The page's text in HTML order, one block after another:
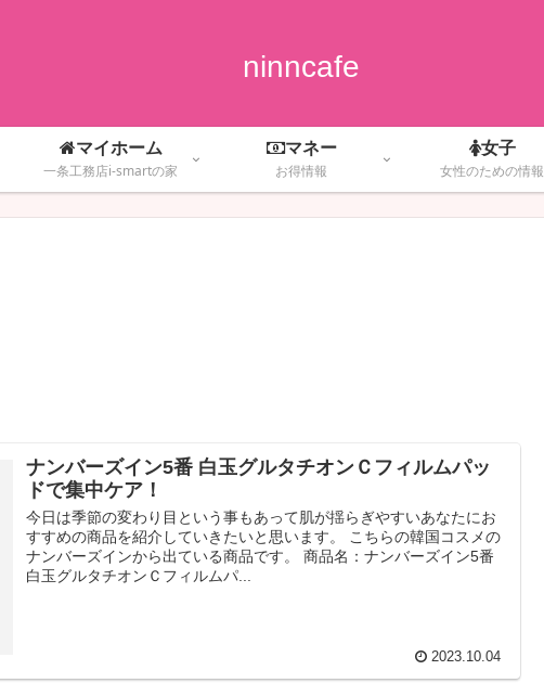
ninncafe
マイホーム
一条工務店i-smartの家
マネー
お得情報
女子
女性のための情報
ナンバーズイン5番 白玉グルタチオンＣフィルムパッ
ドで集中ケア！
今日は季節の変わり目という事もあって肌が揺らぎやすいあなたにお
すすめの商品を紹介していきたいと思います。 こちらの韓国コスメの
ナンバーズインから出ている商品です。 商品名：ナンバーズイン5番
白玉グルタチオンＣフィルムパ...
2023.10.04